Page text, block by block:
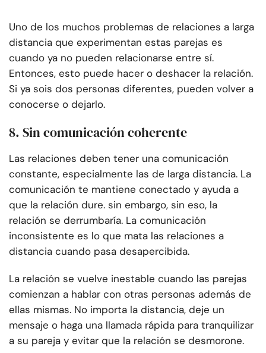
Uno de los muchos problemas de relaciones a larga
distancia que experimentan estas parejas es
cuando ya no pueden relacionarse entre sí.
Entonces, esto puede hacer o deshacer la relación.
Si ya sois dos personas diferentes, pueden volver a
conocerse o dejarlo.
8. Sin comunicación coherente
Las relaciones deben tener una comunicación
constante, especialmente las de larga distancia. La
comunicación te mantiene conectado y ayuda a
que la relación dure. sin embargo, sin eso, la
relación se derrumbaría. La comunicación
inconsistente es lo que mata las relaciones a
distancia cuando pasa desapercibida.
La relación se vuelve inestable cuando las parejas
comienzan a hablar con otras personas además de
ellas mismas. No importa la distancia, deje un
mensaje o haga una llamada rápida para tranquilizar
a su pareja y evitar que la relación se desmorone.